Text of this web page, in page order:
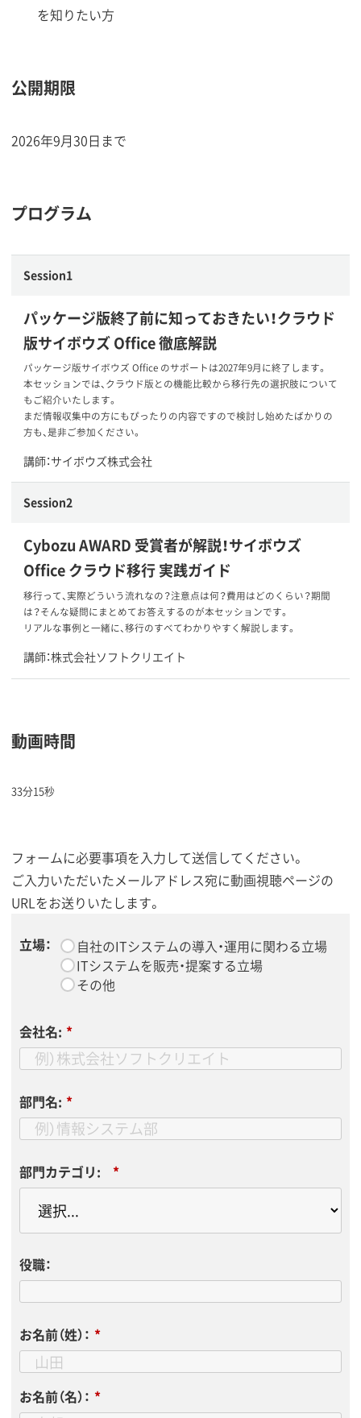
を知りたい方
公開期限
2026年9月30日まで
プログラム
Session1
パッケージ版終了前に知っておきたい！クラウド
版サイボウズ Office 徹底解説
パッケージ版サイボウズ Office のサポートは2027年9月に終了します。
本セッションでは、クラウド版との機能比較から移行先の選択肢について
もご紹介いたします。
まだ情報収集中の方にもぴったりの内容ですので検討し始めたばかりの
方も、是非ご参加ください。
講師：サイボウズ株式会社
Session2
Cybozu AWARD 受賞者が解説！サイボウズ
Office クラウド移行 実践ガイド
移行って、実際どういう流れなの？注意点は何？費用はどのくらい？期間
は？そんな疑問にまとめてお答えするのが本セッションです。
リアルな事例と一緒に、移行のすべてわかりやすく解説します。
講師：株式会社ソフトクリエイト
動画時間
33分15秒
フォームに必要事項を入力して送信してください。
ご入力いただいたメールアドレス宛に動画視聴ページの
URLをお送りいたします。
*
立場：
自社のITシステムの導入・運用に関わる立場
ITシステムを販売・提案する立場
その他
*
会社名:
*
部門名:
*
部門カテゴリ:
役職：
*
お名前（姓）：
*
お名前（名）：